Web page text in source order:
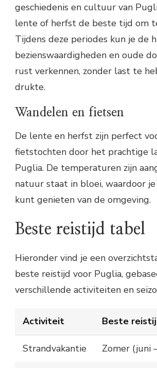
geschiedenis en cultuur van
lente of herfst de beste tijd om
Tijdens deze periodes kun je de
bezienswaardigheden en oude
rust verkennen, zonder last te
drukte.
Wandelen en fietsen
De lente en herfst zijn perfect
fietstochten door het prachtige
Puglia. De temperaturen zijn
natuur staat in bloei, waardoor
kunt genieten van de omgeving.
Beste reistijd tabel
Hieronder vind je een
beste reistijd voor Puglia,
verschillende activiteiten en
Activiteit Beste
Strandvakantie Zomer (juni